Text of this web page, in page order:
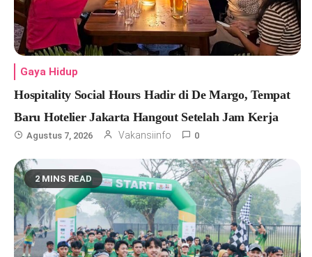
Gaya Hidup
Hospitality Social Hours Hadir di De Margo, Tempat
Baru Hotelier Jakarta Hangout Setelah Jam Kerja
Agustus 7, 2026 Vakansiinfo 0
2 MINS READ